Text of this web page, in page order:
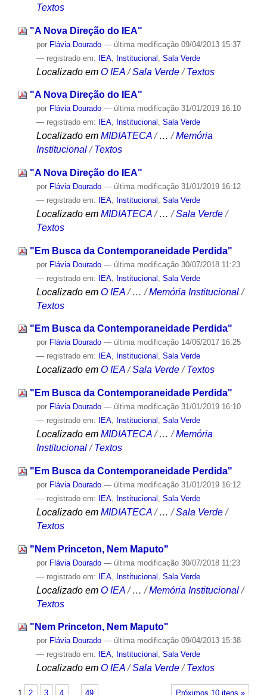
Textos
"A Nova Direção do IEA"
por Flávia Dourado — última modificação09/04/2013 15:37
— registrado em: IEA, Institucional Sala Verde
Localizado em O IEA /Sala Verde /Textos
"A Nova Direção do IEA"
por Flávia Dourado — última modificação31/01/2019 16:10
— registrado em:
IEA, Institucional , Sala Verde
Localizado em MIDIATECA /…/Memória
Institucional /Textos
"A Nova Direção do IEA"
por Flávia Dourado — última modificação31/01/2019 16:12
— registrado em:
IEA, Institucional , Sala Verde
Localizado em MIDIATECA /…/Sala Verde /
Textos
"Em Busca da Contemporaneidade Perdida"
por Flávia Dourado — última modificação30/07/2018 11:23
— registrado em: IEA, Institucional Sala Verde
Localizado em O IEA /…/Memória Institucional /
Textos
"Em Busca da Contemporaneidade Perdida"
por Flávia Dourado — última modificação14/06/2017 16:25
— registrado em:
IEA, Institucional , Sala Verde
Localizado em O IEA /Sala Verde / Textos
"Em Busca da Contemporaneidade Perdida"
por Flávia Dourado — última modificação31/01/2019 16:10
— registrado em:
IEA, Institucional , Sala Verde
Localizado em MIDIATECA /…/Memória
Institucional /Textos
"Em Busca da Contemporaneidade Perdida"
por Flávia Dourado — última modificação31/01/2019 16:12
— registrado em:
IEA, Institucional Sala Verde
Localizado em MIDIATECA /…/Sala Verde /
Textos
"Nem Princeton, Nem Maputo"
por Flávia Dourado — última modificação30/07/2018 11:23
— registrado em: IEA, Institucional Sala Verde
Localizado em O IEA /…/Memória Institucional /
Textos
"Nem Princeton, Nem Maputo"
por Flávia Dourado — última modificação09/04/2013 15:38
— registrado em:
IEA, Institucional , Sala Verde
Localizado em O IEA /Sala Verde /Textos